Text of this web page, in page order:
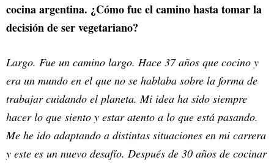
cocina argentina. ¿Cómo fue el camino hasta tomar la
decisión de ser vegetariano?
Largo. Fue un camino largo. Hace 37 años que cocino y
era un mundo en el que no se hablaba sobre la forma de
trabajar cuidando el planeta. Mi idea ha sido siempre
hacer lo que siento y estar atento a lo que está pasando.
Me he ido adaptando a distintas situaciones en mi carrera
y este es un nuevo desafío. Después de 30 años de cocinar